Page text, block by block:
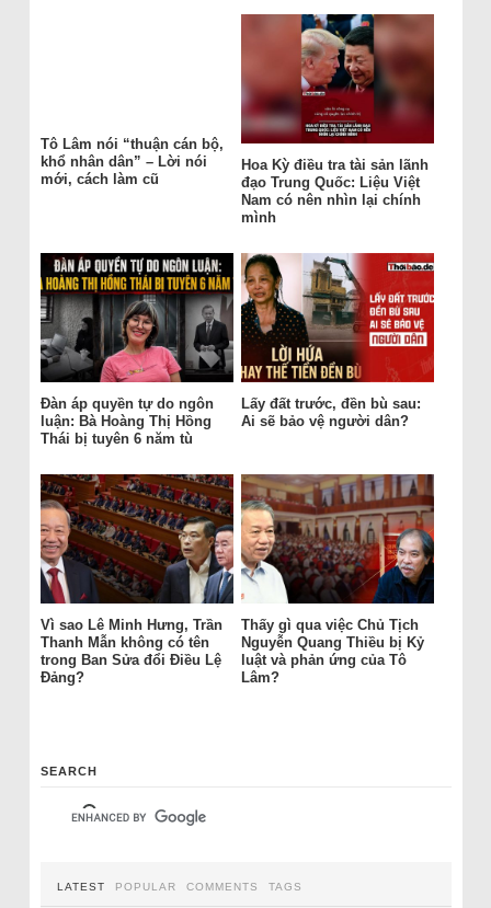
Tô Lâm nói “thuận cán bộ,
khổ nhân dân” – Lời nói
mới, cách làm cũ
Hoa Kỳ điều tra tài sản lãnh
đạo Trung Quốc: Liệu Việt
Nam có nên nhìn lại chính
mình
Đàn áp quyền tự do ngôn
luận: Bà Hoàng Thị Hồng
Thái bị tuyên 6 năm tù
Lấy đất trước, đền bù sau:
Ai sẽ bảo vệ người dân?
Vì sao Lê Minh Hưng, Trần
Thanh Mẫn không có tên
trong Ban Sửa đổi Điều Lệ
Đảng?
Thấy gì qua việc Chủ Tịch
Nguyễn Quang Thiều bị Kỷ
luật và phản ứng của Tô
Lâm?
SEARCH
LATEST POPULAR COMMENTS TAGS